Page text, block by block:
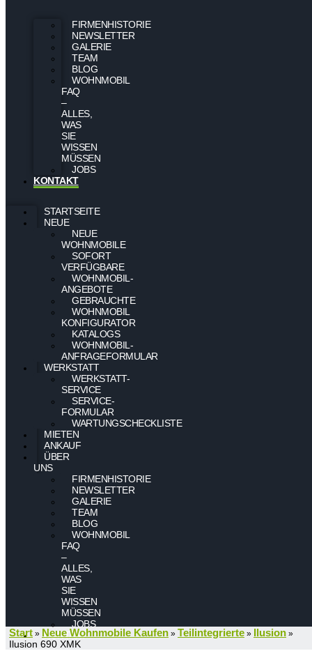
FIRMENHISTORIE
NEWSLETTER
GALERIE
TEAM
BLOG
WOHNMOBIL
FAQ
–
ALLES,
WAS
SIE
WISSEN
MÜSSEN
JOBS
KONTAKT
STARTSEITE
NEUE
NEUE
WOHNMOBILE
SOFORT
VERFÜGBARE
WOHNMOBIL-
ANGEBOTE
GEBRAUCHTE
WOHNMOBIL
KONFIGURATOR
KATALOGS
WOHNMOBIL-
ANFRAGEFORMULAR
WERKSTATT
WERKSTATT-
SERVICE
SERVICE-
FORMULAR
WARTUNGSCHECKLISTE
MIETEN
ANKAUF
ÜBER
UNS
FIRMENHISTORIE
NEWSLETTER
GALERIE
TEAM
BLOG
WOHNMOBIL
FAQ
–
ALLES,
WAS
SIE
WISSEN
MÜSSEN
JOBS
KONTAKT
Start » Neue Wohnmobile Kaufen » Teilintegrierte » Ilusion »
Ilusion 690 XMK